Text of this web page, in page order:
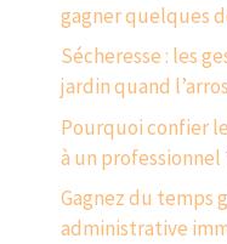
gagner quelques
Sécheresse : les
jardin quand
Pourquoi confier
à un professionnel
Gagnez du temps
administrative